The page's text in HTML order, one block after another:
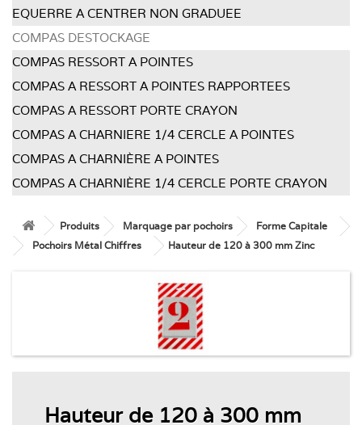
EQUERRE A CENTRER NON GRADUEE
COMPAS DESTOCKAGE
COMPAS RESSORT A POINTES
COMPAS A RESSORT A POINTES RAPPORTEES
COMPAS A RESSORT PORTE CRAYON
COMPAS A CHARNIERE 1/4 CERCLE A POINTES
COMPAS A CHARNIÈRE A POINTES
COMPAS A CHARNIÈRE 1/4 CERCLE PORTE CRAYON
Produits Marquage par pochoirs
Forme Capitale
Pochoirs Métal Chiffres
Hauteur de 120 à 300 mm Zinc
Hauteur de 120 à 300 mm